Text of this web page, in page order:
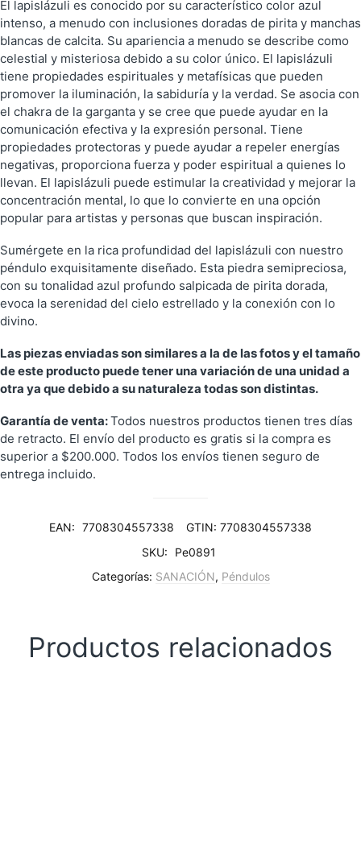
El lapislázuli es conocido por su característico color azul
intenso, a menudo con inclusiones doradas de pirita y manchas
blancas de calcita. Su apariencia a menudo se describe como
celestial y misteriosa debido a su color único. El lapislázuli
tiene propiedades espirituales y metafísicas que pueden
promover la iluminación, la sabiduría y la verdad. Se asocia con
el chakra de la garganta y se cree que puede ayudar en la
comunicación efectiva y la expresión personal. Tiene
propiedades protectoras y puede ayudar a repeler energías
negativas, proporciona fuerza y ​​poder espiritual a quienes lo
llevan. El lapislázuli puede estimular la creatividad y mejorar la
concentración mental, lo que lo convierte en una opción
popular para artistas y personas que buscan inspiración.
Sumérgete en la rica profundidad del lapislázuli con nuestro
péndulo exquisitamente diseñado. Esta piedra semipreciosa,
con su tonalidad azul profundo salpicada de pirita dorada,
evoca la serenidad del cielo estrellado y la conexión con lo
divino.
Las piezas enviadas son similares a la de las fotos y el tamaño
de este producto puede tener una variación de una unidad a
otra ya que debido a su naturaleza todas son distintas.
Garantía de venta:Todos nuestros productos tienen tres días
de retracto. El envío del producto es gratis si la compra es
superior a $200.000. Todos los envíos tienen seguro de
entrega incluido.
EAN: 7708304557338
GTIN: 7708304557338
SKU:
Pe0891
Categorías: SANACIÓN, Péndulos
Productos relacionados